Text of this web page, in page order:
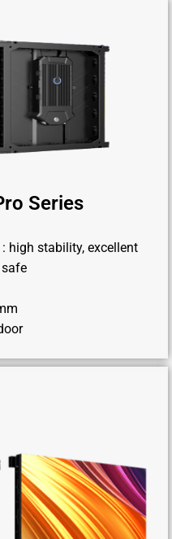
Series
high stability, excellent